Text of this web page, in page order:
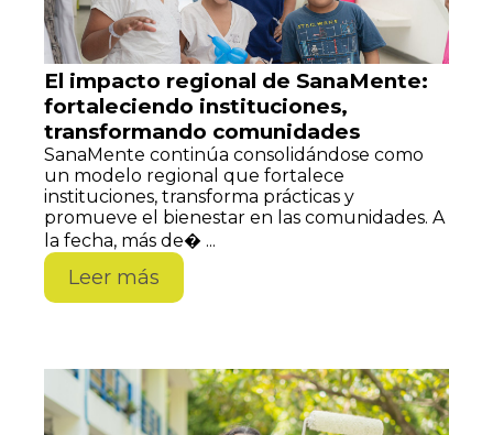
El impacto regional de SanaMente:
fortaleciendo instituciones,
transformando comunidades
SanaMente continúa consolidándose como
un modelo regional que fortalece
instituciones, transforma prácticas y
promueve el bienestar en las comunidades. A
la fecha, más de� ...
Leer más